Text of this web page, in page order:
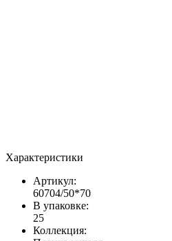
Характеристики
Артикул:
60704/50*70
В упаковке:
25
Коллекция: